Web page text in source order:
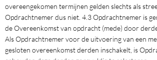
overeengekomen termijnen gelden slechts als
Opdrachtnemer dus niet. 4.3 Opdrachtnemer is
de Overeenkomst van opdracht (mede) door
Als Opdrachtnemer voor de uitvoering van een
gesloten overeenkomst derden inschakelt, is